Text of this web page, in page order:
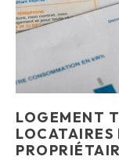
LOGEMENT
LOCATAIRES